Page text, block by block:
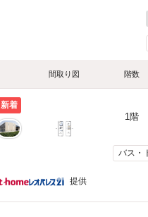
間取り図 階数
新着
1階
バス・
提供